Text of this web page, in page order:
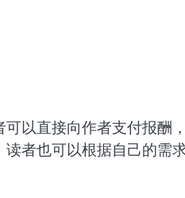
以直接向作者支付报酬
者也可以根据自己的需